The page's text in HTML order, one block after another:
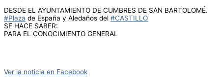
DESDE EL AYUNTAMIENTO DE CUMBRES DE SAN BARTOLOMÉ.
#Plaza de España y Aledaños del #CASTILLO
SE HACE SABER:
PARA EL CONOCIMIENTO GENERAL
Ver la noticia en Facebook